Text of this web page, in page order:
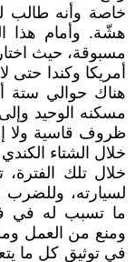
خاصة وأنه طالب
هشّة. وأمام هذا
مسبوقة، حيث
أمريكا وكندا حتى
هناك حوالي ستة
مسكنه الوحيد
ظروف قاسية ولا
خلال الشتاء
خلال تلك
لسيارته،
ما تسبب له في
ومنع من العمل
في توثيق كل ما